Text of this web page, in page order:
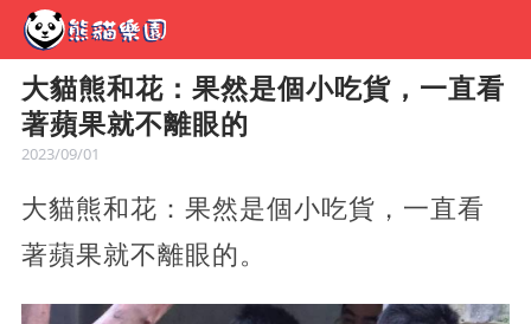
大貓熊和花：果然是個小吃貨，一直看
著蘋果就不離眼的
2023/09/01
大貓熊和花：果然是個小吃貨，一直看
著蘋果就不離眼的。